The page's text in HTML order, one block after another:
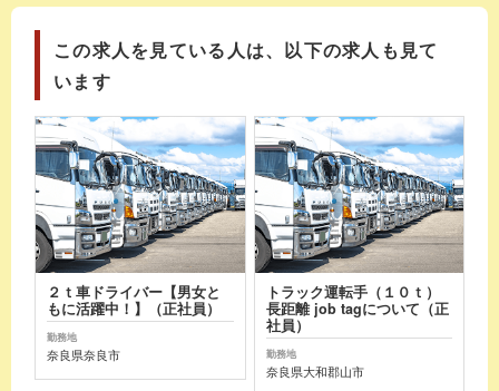
この求人を見ている人は、以下の求人も見て
います
２ｔ車ドライバー【男女と
もに活躍中！】（正社員）
勤務地
奈良県奈良市
トラック運転手（１０ｔ）
長距離 job tagについて（正
社員）
勤務地
奈良県大和郡山市